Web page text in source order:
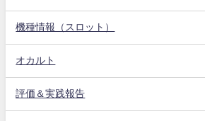
機種情報（スロット）
オカルト
評価＆実践報告